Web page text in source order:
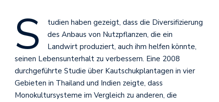
S
tudien haben gezeigt, dass die Diversifizierung
des Anbaus von Nutzpflanzen, die ein
Landwirt produziert, auch ihm helfen könnte,
seinen Lebensunterhalt zu verbessern. Eine 2008
durchgeführte Studie über Kautschukplantagen in vier
Gebieten in Thailand und Indien zeigte, dass
Monokultursysteme im Vergleich zu anderen, die